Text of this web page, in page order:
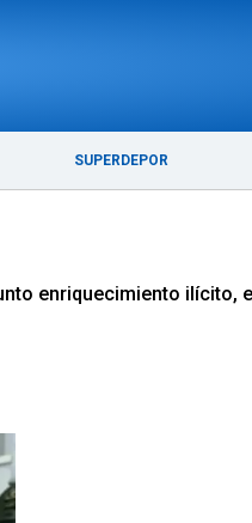
SUPERDEPOR
enriquecimiento ilícito,